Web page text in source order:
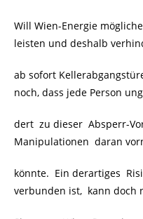
Will Wien-Energie
leisten und deshalb
ab sofort
noch, dass jede Person
dert zu dieser Absperr-
Manipulationen daran
könnte. Ein derartiges
verbunden ist, kann doch